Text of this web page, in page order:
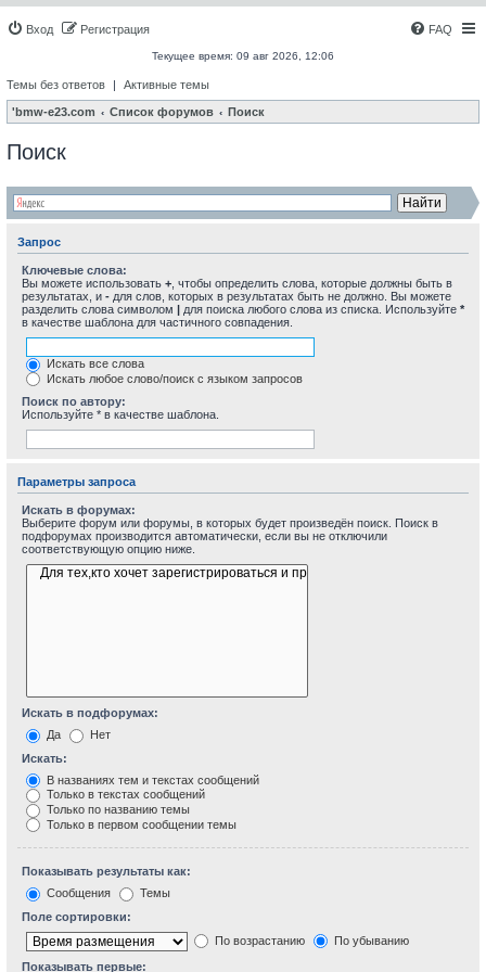
Вход Регистрация FAQ
Текущее время: 09 авг 2026, 12:06
Темы без ответов | Активные темы
'bmw-e23.com Список форумов Поиск
Поиск
Запрос
Ключевые слова:
Вы можете использовать + , чтобы определить слова, которые должны быть в
результатах, и - для слов, которых в результатах быть не должно. Вы можете
разделить слова символом | для поиска любого слова из списка. Используйте *
в качестве шаблона для частичного совпадения.
Искать все слова
Искать любое слово/поиск с языком запросов
Поиск по автору:
Используйте * в качестве шаблона.
Параметры запроса
Искать в форумах:
Выберите форум или форумы, в которых будет произведён поиск. Поиск в
подфорумах производится автоматически, если вы не отключили
соответствующую опцию ниже.
Искать в подфорумах:
Да
Нет
Искать:
В названиях тем и текстах сообщений
Только в текстах сообщений
Только по названию темы
Только в первом сообщении темы
Показывать результаты как:
Сообщения
Темы
Поле сортировки:
По возрастанию
По убыванию
Показывать первые: